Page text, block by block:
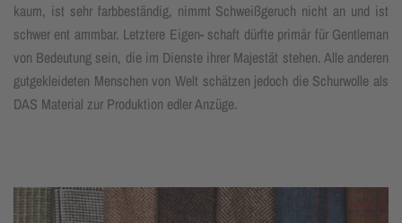
kaum, ist sehr farbbeständig, nimmt Schweißgeruch nicht an und ist
schwer ent ammbar. Letztere Eigen- schaft dürfte primär für Gentleman
von Bedeutung sein, die im Dienste ihrer Majestät stehen. Alle anderen
gutgekleideten Menschen von Welt schätzen jedoch die Schurwolle als
DAS Material zur Produktion edler Anzüge.